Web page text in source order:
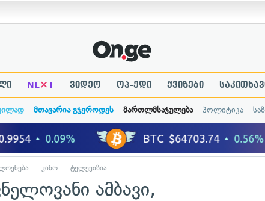
NE×T ვიდეო ოპ-ედი ქვიზები
მთავარია გჯეროდეს მართლმსაჯულება პოლიტიკა
კინო ტელევიზია
ამბავი,